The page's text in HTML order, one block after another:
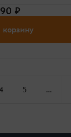
₽
корзину
5 …